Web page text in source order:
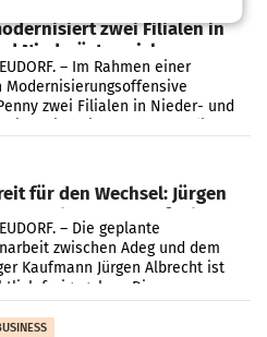
zwei Filialen in
Niederösterreich
– Im Rahmen einer
Modernisierungsoffensive
zwei Filialen in Nieder- und
für den Wechsel: Jürgen
setzt ab 1.1.2027 auf Adeg
– Die geplante
zwischen Adeg und dem
Kaufmann Jürgen Albrecht ist
freigegeben: Die
und der